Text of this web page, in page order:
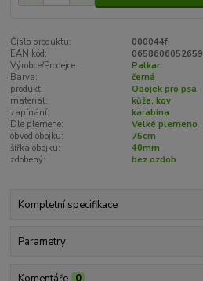
Číslo produktu:
000044f
EAN kód:
0658606052659
Výrobce/Prodejce:
Palkar
Barva:
černá
produkt:
Obojek pro psa
materiál:
kůže, kov
zapínání:
karabina
Dle plemene:
Velké plemeno
obvod obojku:
75cm
šířka obojku:
40mm
zdobený:
bez ozdob
Kompletní specifikace
Parametry